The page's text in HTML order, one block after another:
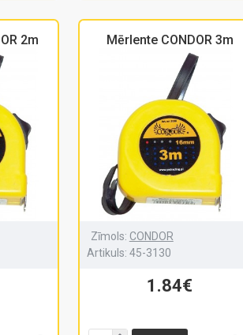
2m Mērlente CONDOR 3m
Zīmols: CONDOR
Artikuls: 45-3130
1.84€